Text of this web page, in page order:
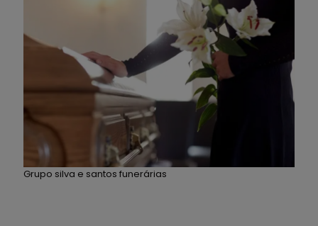
Grupo silva e santos funerárias